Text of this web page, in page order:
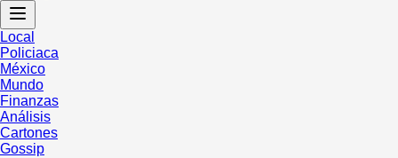
Local
Policiaca
México
Mundo
Finanzas
Análisis
Cartones
Gossip